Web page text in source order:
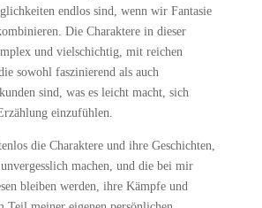
endlos sind, wenn wir Fantasie
Die Charaktere in dieser
und vielschichtig, mit reichen
sowohl faszinierend als auch
sind, was es leicht macht, sich
einzufühlen.
die Charaktere und ihre Geschichten,
machen, und die bei mir
bleiben werden, ihre Kämpfe und